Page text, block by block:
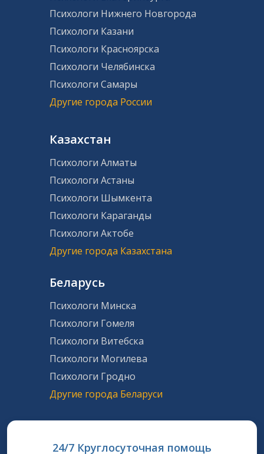
Психологи Нижнего Новгорода
Психологи Казани
Психологи Красноярска
Психологи Челябинска
Психологи Самары
Другие города России
Казахстан
Психологи Алматы
Психологи Астаны
Психологи Шымкента
Психологи Караганды
Психологи Актобе
Другие города Казахстана
Беларусь
Психологи Минска
Психологи Гомеля
Психологи Витебска
Психологи Могилева
Психологи Гродно
Другие города Беларуси
24/7 Круглосуточная помощь